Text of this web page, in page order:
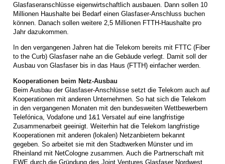
Glasfaseranschlüsse eigenwirtschaftlich ausbauen. Dann sollen 10
Millionen Haushalte bei Bedarf einen Glasfaser-Anschluss buchen
können. Danach sollen weitere 2,5 Millionen FTTH-Haushalte pro
Jahr dazukommen.
In den vergangenen Jahren hat die Telekom bereits mit FTTC (Fiber
to the Curb) Glasfaser nahe an die Gebäude verlegt. Damit soll der
Ausbau von Glasfaser bis in das Haus (FTTH) einfacher werden.
Kooperationen beim Netz-Ausbau
Beim Ausbau der Glasfaser-Anschlüsse setzt die Telekom auch auf
Kooperationen mit anderen Unternehmen. So hat sich die Telekom
in den vergangenen Monaten mit den bundesweiten Wettbewerbern
Telefónica, Vodafone und 1&1 Versatel auf eine langfristige
Zusammenarbeit geeinigt. Weiterhin hat die Telekom langfristige
Kooperationen mit anderen (lokalen) Netzanbietern bekannt
gegeben. So arbeitet sie mit den Stadtwerken Münster und im
Rheinland mit NetCologne zusammen. Auch die Partnerschaft mit
EWE durch die Gründung des Joint Ventures Glasfaser Nordwest